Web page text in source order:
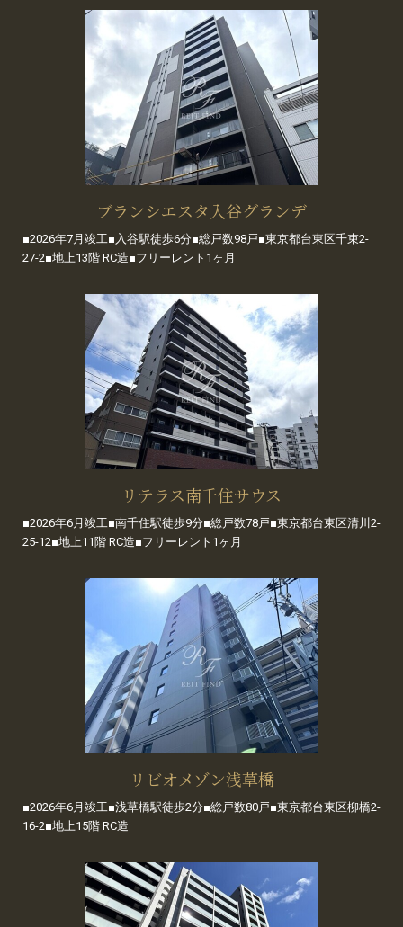
ブランシエスタ入谷グランデ
■2026年7月竣工■入谷駅徒歩6分■総戸数98戸■東京都台東区千束2-
27-2■地上13階 RC造■フリーレント1ヶ月
リテラス南千住サウス
■2026年6月竣工■南千住駅徒歩9分■総戸数78戸■東京都台東区清川2-
25-12■地上11階 RC造■フリーレント1ヶ月
リビオメゾン浅草橋
■2026年6月竣工■浅草橋駅徒歩2分■総戸数80戸■東京都台東区柳橋2-
16-2■地上15階 RC造